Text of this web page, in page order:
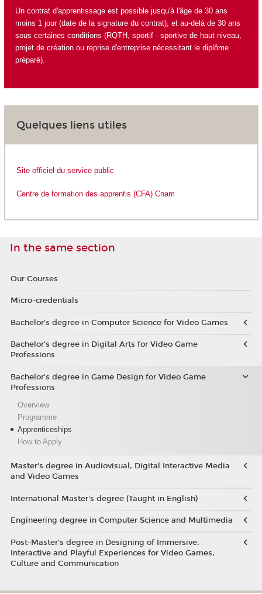
Un contrat d'apprentissage est possible jusqu'à l'âge de 30 ans
moins 1 jour (date de la signature du contrat), et au-delà de 30 ans
sous certaines conditions (RQTH, sportif · sportive de haut niveau,
projet de création ou reprise d'entreprise nécessitant le diplôme
préparé).
Quelques liens utiles
Site officiel du service public
Centre de formation des apprentis (CFA) Cnam
In the same section
Our Courses
Micro-credentials
Bachelor’s degree in Computer Science for Video Games
Bachelor’s degree in Digital Arts for Video Game
Professions
Bachelor's degree in Game Design for Video Game
Professions
Overview
Programme
Apprenticeships
How to Apply
Master's degree in Audiovisual, Digital Interactive Media
and Video Games
International Master's degree (Taught in English)
Engineering degree in Computer Science and Multimedia
Post-Master’s degree in Designing of Immersive,
Interactive and Playful Experiences for Video Games,
Culture and Communication